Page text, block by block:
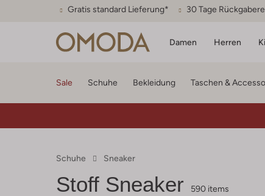
Gratis standard Lieferung* 30 Tage
Damen Herren
Sale Schuhe Bekleidung Taschen &
Schuhe Sneaker
Stoff Sneaker 590 items